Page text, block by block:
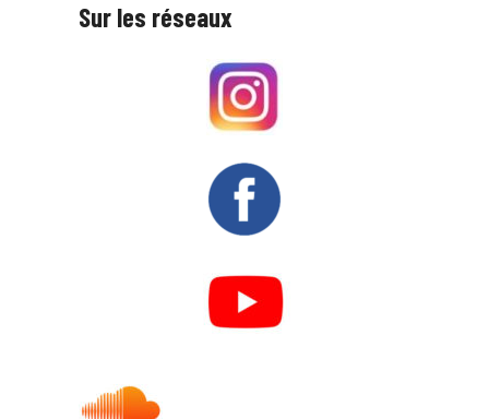
Sur les réseaux